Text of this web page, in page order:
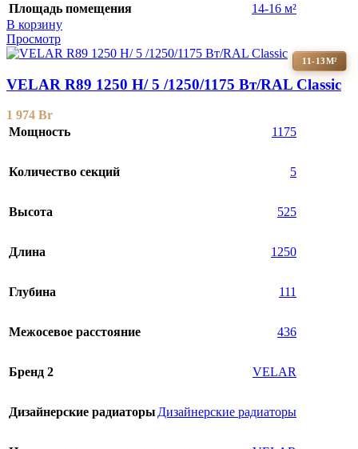
Площадь помещения
14-16 м²
В корзину
Просмотр
11-13М²
VELAR R89 1250 H/ 5 /1250/1175 Вт/RAL Classic
1 974 Br
Мощность
1175
Количество секций 5
Высота 525
Длина 1250
Глубина 111
Межосевое расстояние 436
Бренд 2 VELAR
Дизайнерские радиаторы Дизайнерские радиаторы